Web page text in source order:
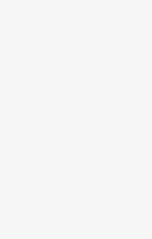
Паркетная